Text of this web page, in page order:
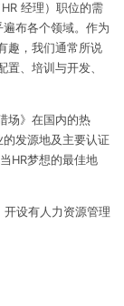
经理）职位的需
布各个领域。作为
趣，我们通常所说
、培训与开发、
场》在国内的热
的发源地及主要认证
HR梦想的最佳地
设有人力资源管理